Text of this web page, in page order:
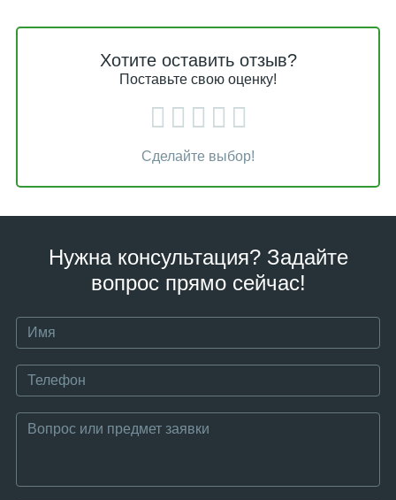
Хотите оставить отзыв?
Поставьте свою оценку!
Сделайте выбор!
Нужна консультация? Задайте
вопрос прямо сейчас!